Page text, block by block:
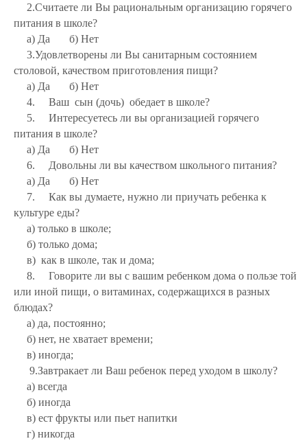
2.Считаете ли Вы рациональным организацию горячего
питания в школе?
а) Да б) Нет
3.Удовлетворены ли Вы санитарным состоянием
столовой, качеством приготовления пищи?
а) Да б) Нет
4. Ваш сын (дочь) обедает в школе?
5. Интересуетесь ли вы организацией горячего
питания в школе?
а) Да б) Нет
6. Довольны ли вы качеством школьного питания?
а) Да б) Нет
7. Как вы думаете, нужно ли приучать ребенка к
культуре еды?
а) только в школе;
б) только дома;
в) как в школе, так и дома;
8. Говорите ли вы с вашим ребенком дома о пользе той
или иной пищи, о витаминах, содержащихся в разных
блюдах?
а) да, постоянно;
б) нет, не хватает времени;
в) иногда;
9.Завтракает ли Ваш ребенок перед уходом в школу?
а) всегда
б) иногда
в) ест фрукты или пьет напитки
г) никогда